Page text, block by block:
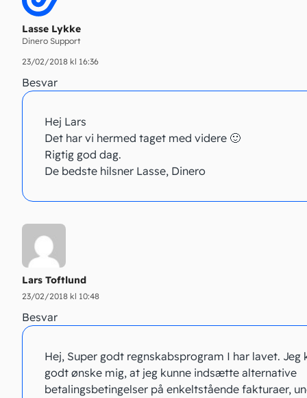
Lasse Lykke
Dinero Support
23/02/2018 kl 16:36
Besvar
Hej Lars
Det har vi hermed taget med videre 🙂
Rigtig god dag.
De bedste hilsner Lasse, Dinero
Lars Toftlund
23/02/2018 kl 10:48
Besvar
Hej, Super godt regnskabsprogram I har lavet. Jeg
godt ønske mig, at jeg kunne indsætte alternative
betalingsbetingelser på enkeltstående fakturaer,